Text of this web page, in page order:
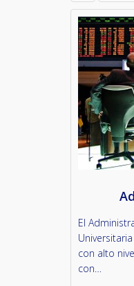
El
con alto
con…